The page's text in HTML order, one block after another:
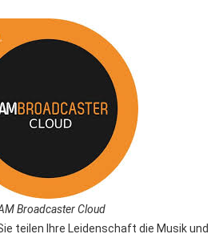
Broadcaster Cloud
teilen Ihre Leidenschaft die Musik und